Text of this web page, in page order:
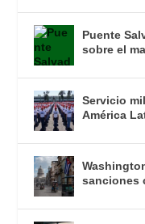
Puente
sobre el
Servicio
América
sanciones